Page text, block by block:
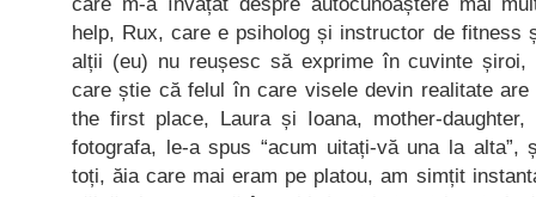
help, Rux, care e psiholog și instructor de fitness
alții (eu) nu reușesc să exprime în cuvinte
care știe că felul în care visele devin realitate
the first place, Laura și Ioana, mother-
fotografa, le-a spus “acum uitați-vă una la
toți, ăia care mai eram pe platou, am simțit